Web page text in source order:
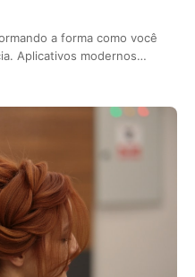
a forma como você
Aplicativos modernos…